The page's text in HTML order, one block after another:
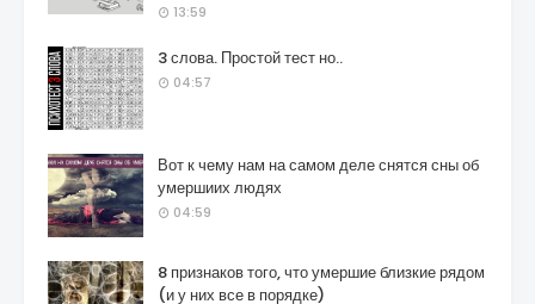
13:59
3 слова. Простой тест но..
04:57
Вот к чему нам на самом деле снятся сны об
умершиих людях
04:59
8 признаков того, что умершие близкие рядом
(и у них все в порядке)